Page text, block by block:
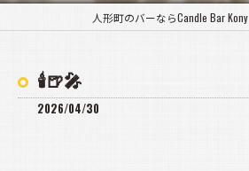
人形町のバーならCandle Bar Kony
🕯️🍺🎤
2026/04/30